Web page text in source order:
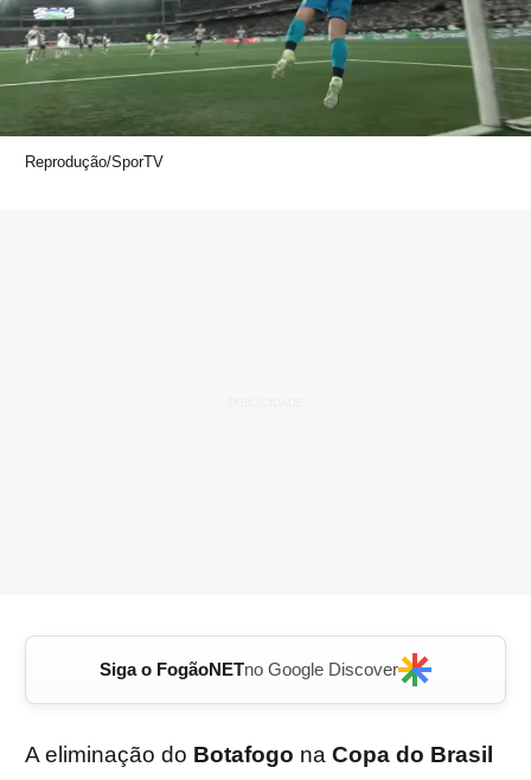
Reprodução/SporTV
Siga o FogãoNETno Google Discover
A eliminação do Botafogo na Copa do Brasil